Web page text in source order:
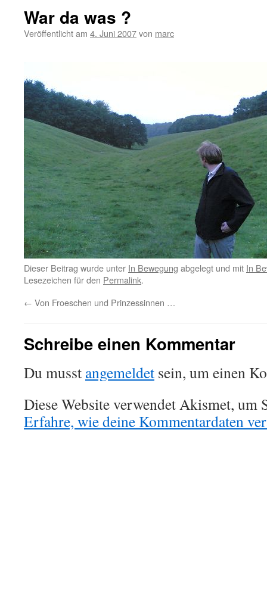
War da was ?
Veröffentlicht am 4. Juni 2007von marc
Dieser Beitrag wurde unter In Bewegung abgelegt und mit In
Lesezeichen für den Permalink.
← Von Froeschen und Prinzessinnen …
Schreibe einen Kommentar
Du musst angemeldet sein, um einen
Diese Website verwendet Akismet, um
Erfahre, wie deine Kommentardaten